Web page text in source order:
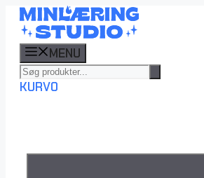
Hop
indhold MENU
KURV0